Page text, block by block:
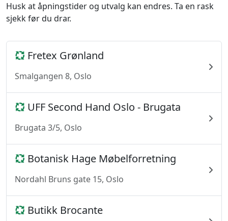
Husk at åpningstider og utvalg kan endres. Ta en rask
sjekk før du drar.
Fretex Grønland
Smalgangen 8, Oslo
UFF Second Hand Oslo - Brugata
Brugata 3/5, Oslo
Botanisk Hage Møbelforretning
Nordahl Bruns gate 15, Oslo
Butikk Brocante